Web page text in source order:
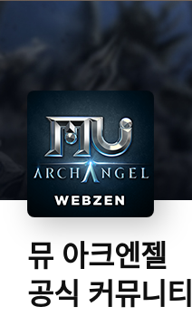
뮤 아크엔젤
공식 커뮤니티